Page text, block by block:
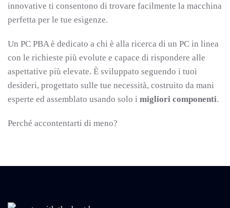
innovative ti consentono di trovare facilmente la macchina
perfetta per le tue esigenze.
Un PC PBA è dedicato a chi è alla ricerca di un PC in linea
con le richieste più evolute e capace di rispondere alle
aspettative più elevate. È sviluppato seguendo i tuoi
desideri, progettato sulle tue necessità, costruito da mani
esperte ed assemblato usando solo i migliori componenti.
Perché accontentarti di meno?